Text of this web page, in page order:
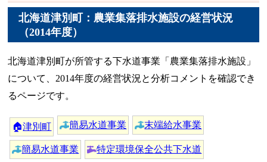
北海道津別町：農業集落排水施設の経営状況
（2014年度）
北海道津別町が所管する下水道事業「農業集落排水施設」
について、2014年度の経営状況と分析コメントを確認でき
るページです。
🏠津別町 簡易水道事業 末端給水事業
簡易水道事業 特定環境保全公共下水道